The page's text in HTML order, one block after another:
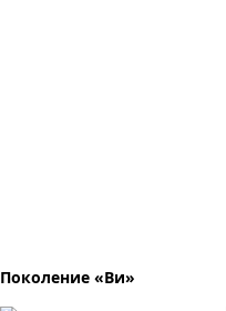
Поколение «Ви»